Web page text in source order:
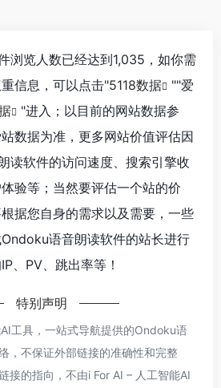
浏览人数已经达到1,035，如你需
信息，可以点击"5118数据 ""爱
"进入；以目前的网站数据参
数据为准，更多网站价值评估因
读软件的访问速度、搜索引擎收
验等；当然要评估一个站的价
据您自身的需求以及需要，一些
语音朗读软件的站长进行
、PV、跳出率等！
特别声明
工具，一站式导航提供的Ondoku语
，不保证外部链接的准确性和完整
接的指向，不由i For AI – 人工智能AI